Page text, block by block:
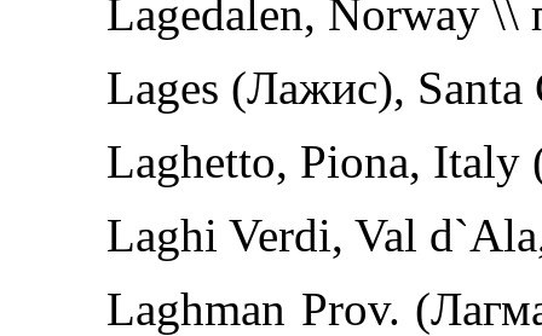
Lagedalen, Norway \\
Lages (Лажис),
Laghetto, Piona, Italy
Laghi Verdi, Val
Laghman Prov.